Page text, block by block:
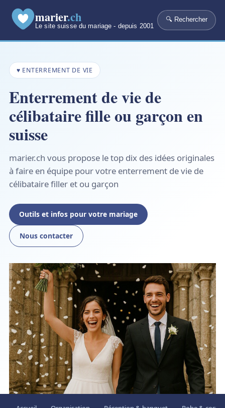
marier.ch
Le site suisse du mariage - depuis 2001
🔍 Rechercher
♥ ENTERREMENT DE VIE
Enterrement de vie de
célibataire fille ou garçon en
suisse
marier.ch vous propose le top dix des idées originales
à faire en équipe pour votre enterrement de vie de
célibataire filler et ou garçon
Outils et infos pour votre mariage
Nous contacter